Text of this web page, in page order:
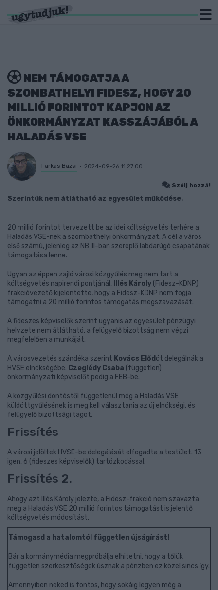
NEM TÁMOGATJA A
SZOMBATHELYI FIDESZ, HOGY 20
MILLIÓ FORINTOT KAPJON AZ
ÖNKORMÁNYZAT KASSZÁJÁBÓL A
HALADÁS VSE
Farkas Bazsi 2024-09-26 11:27:00
Szólj hozzá!
Szerintük nem átlátható az egyesület működése.
20 millió forintot tervezett be az idei költségvetés terhére a
Haladás VSE-nek a szombathelyi önkormányzat. A cél a város
első számú, jelenleg az NB III-ban szereplő labdarúgó csapatának
támogatása lenne.
Ugyan az éppen zajló városi közgyűlés meg nem tart a
költségvetés napirendi pontjánál,
Illés Károly (Fidesz-KDNP)
frakcióvezető kijelentette, hogy a Fidesz-KDNP nem fogja
támogatni a 20 millió forintos támogatás megszavazását.
A fideszes képviselők szerint ugyanis az egyesület pénzügyi
helyzete nem átlátható, a felügyelő bizottság nem végzi
megfelelően a munkáját.
A városvezetés szándéka szerint Kovács Előd öt delegálnák a
HVSE elnökségébe. Czeglédy Csaba (független)
önkormányzati képviselőt pedig a FEB-be.
A közgyűlési döntéstől függetlenül még a Haladás VSE
küldöttgyűlésének is meg kell választania az új elnökségi, és
felügyelő bizottsági tagot.
Frissítés
A városi jelöltek HVSE-be delegálását elfogadta a testület. 13
igen, 6 (fideszes képviselők) tartózkodással.
Frissítés 2.
Ahogy azt Illés Károly jelezte, a Fidesz-frakció nem szavazta
meg a Haladás VSE 20 millió forintos támogatást is jelentő
költségvetés módosítást.
Támogasd a hatalomtól független újságírást!
Bár a kormánymédia megpróbálja elhitetni, hogy a tőlük
független szerkesztőségek úsznak a pénzben ez közel sincs így.
Amennyiben neked is fontos, hogy sokáig legyen még a